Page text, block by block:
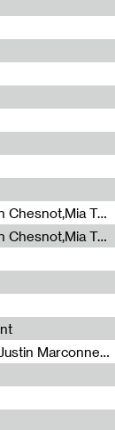
Théo Robine-Langlois,Emilien Chesnot,Mia Trabalon
Théo Robine-Langlois,Emilien Chesnot,Mia Trabalon
Sarah Tritz,Elene Lapiashivili,Justin Marconnet,Mateo Cuche,Esther Lechevalier,Suzie Lecroart,Romance Castelet